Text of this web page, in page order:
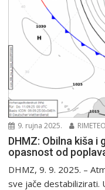
9. rujna 2025. RIMETEO
DHMZ: Obilna kiša i
opasnost od
DHMZ, 9. 9. 2025. –
sve jače destabilizirati.